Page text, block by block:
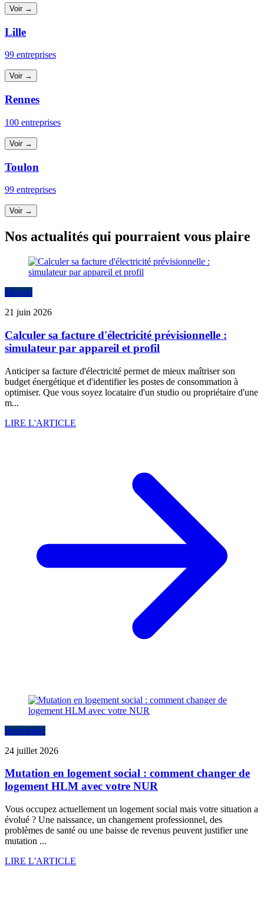
Voir →
Lille
99 entreprises
Voir →
Rennes
100 entreprises
Voir →
Toulon
99 entreprises
Voir →
Nos actualités qui pourraient vous plaire
Maison
21 juin 2026
Calculer sa facture d'électricité prévisionnelle :
simulateur par appareil et profil
Anticiper sa facture d'électricité permet de mieux maîtriser son
budget énergétique et d'identifier les postes de consommation à
optimiser. Que vous soyez locataire d'un studio ou propriétaire d'une
m...
LIRE L'ARTICLE
Immobilier
24 juillet 2026
Mutation en logement social : comment changer de
logement HLM avec votre NUR
Vous occupez actuellement un logement social mais votre situation a
évolué ? Une naissance, un changement professionnel, des
problèmes de santé ou une baisse de revenus peuvent justifier une
mutation ...
LIRE L'ARTICLE